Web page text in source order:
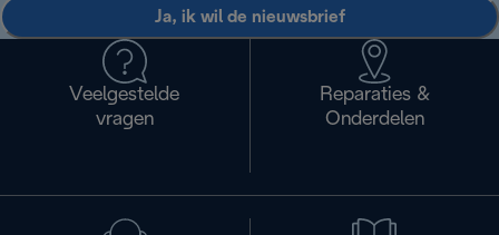
Ja, ik wil de nieuwsbrief
Veelgestelde
vragen
Reparaties &
Onderdelen